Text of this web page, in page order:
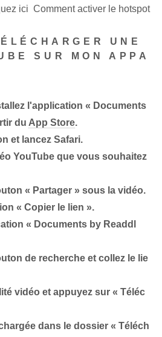
ici Comment activer le hotspot
UNE
SUR MON APPA
l'application « Documents
du App Store.
et lancez Safari.
YouTube que vous souhaitez
« Partager » sous la vidéo.
« Copier le lien ».
« Documents by Readdl
de recherche et collez le lie
vidéo et appuyez sur « Téléc
dans le dossier « Téléch